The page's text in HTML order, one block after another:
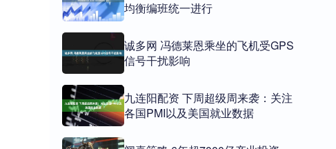
均衡编班统一进行
诚多网 冯德莱恩乘坐的飞机受GPS
信号干扰影响
九连阳配资 下周超级周来袭：关注
各国PMI以及美国就业数据